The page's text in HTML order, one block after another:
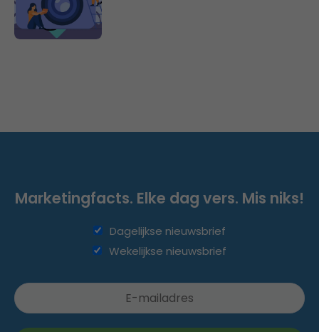
Marketingfacts. Elke dag vers. Mis niks!
Dagelijkse nieuwsbrief
Wekelijkse nieuwsbrief